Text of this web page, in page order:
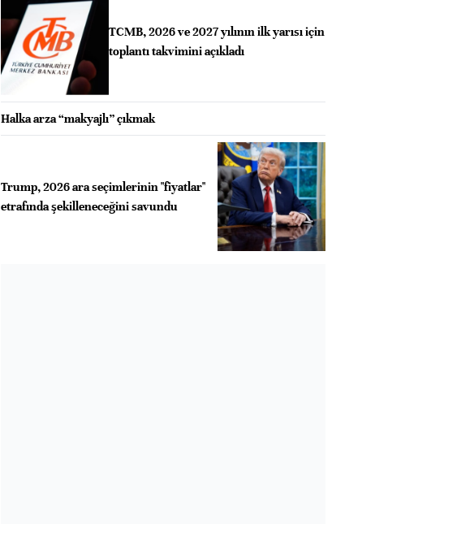
TCMB, 2026 ve 2027 yılının ilk yarısı için
toplantı takvimini açıkladı
Halka arza “makyajlı” çıkmak
Trump, 2026 ara seçimlerinin "fiyatlar"
etrafında şekilleneceğini savundu